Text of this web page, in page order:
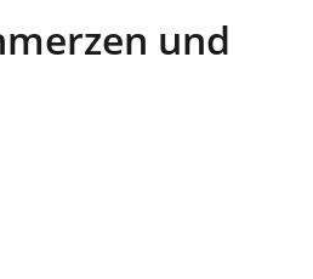
und